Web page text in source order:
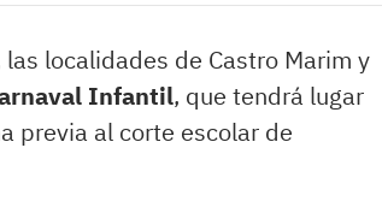
localidades de Castro Marim y
Infantil, que tendrá lugar
previa al corte escolar de